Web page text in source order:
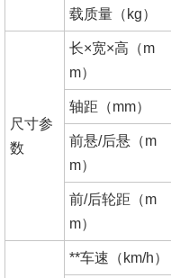
载质量（kg）
尺寸参
数
长×宽×高（m
m）
轴距（mm）
前悬/后悬（m
m）
前/后轮距（m
m）
**车速（km/h）